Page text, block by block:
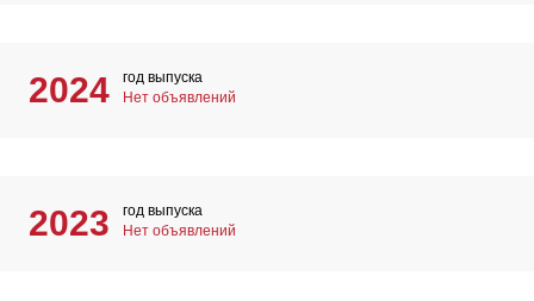
2024
год выпуска
Нет объявлений
2023
год выпуска
Нет объявлений